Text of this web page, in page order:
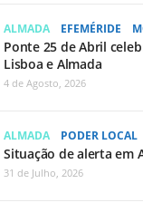
ALMADA EFEMÉRIDE
Ponte 25 de Abril
Lisboa e Almada
4 de Agosto, 2026
ALMADA PODER LOCAL
Situação de alerta em
31 de Julho, 2026